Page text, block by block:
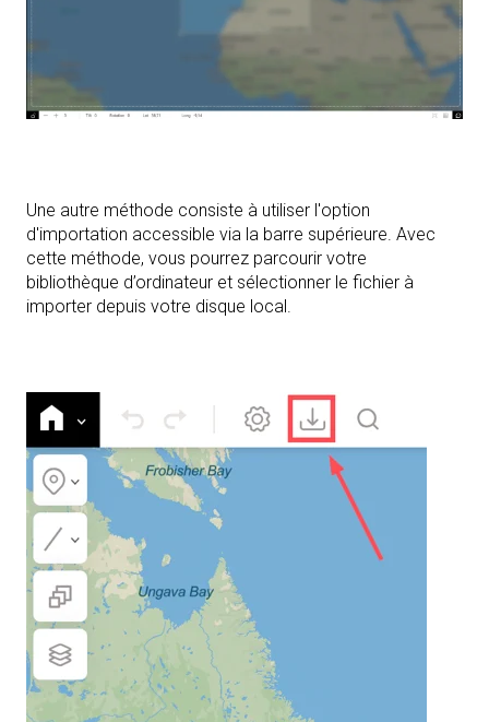
Une autre méthode consiste à utiliser l'option
d'importation accessible via la barre supérieure. Avec
cette méthode, vous pourrez parcourir votre
bibliothèque d’ordinateur et sélectionner le fichier à
importer depuis votre disque local.